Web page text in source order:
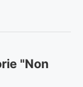
"Non